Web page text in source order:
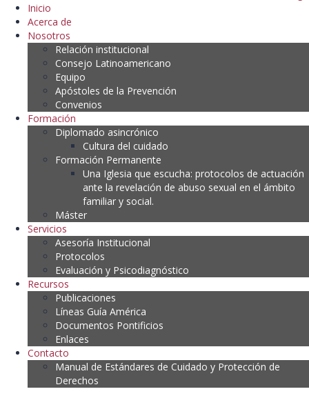
Inicio
Acerca de
Nosotros
Relación institucional
Consejo Latinoamericano
Equipo
Apóstoles de la Prevención
Convenios
Formación
Diplomado asincrónico
Cultura del cuidado
Formación Permanente
Una Iglesia que escucha: protocolos de actuación
ante la revelación de abuso sexual en el ámbito
familiar y social.
Máster
Servicios
Asesoría Institucional
Protocolos
Evaluación y Psicodiagnóstico
Recursos
Publicaciones
Líneas Guía América
Documentos Pontificios
Enlaces
Contacto
Manual de Estándares de Cuidado y Protección de
Derechos